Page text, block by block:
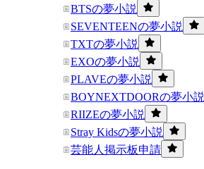
BTSの夢小説
SEVENTEENの夢小説
TXTの夢小説
EXOの夢小説
PLAVEの夢小説
BOYNEXTDOORの夢小説
RIIZEの夢小説
Stray Kidsの夢小説
芸能人掲示板申請